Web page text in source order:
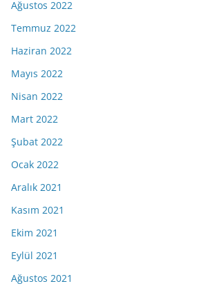
Ağustos 2022
Temmuz 2022
Haziran 2022
Mayıs 2022
Nisan 2022
Mart 2022
Şubat 2022
Ocak 2022
Aralık 2021
Kasım 2021
Ekim 2021
Eylül 2021
Ağustos 2021